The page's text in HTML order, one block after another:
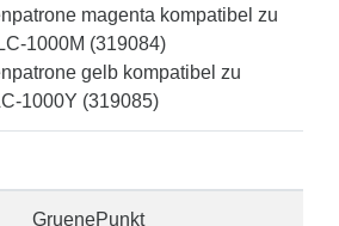
magenta kompatibel zu
1000M (319084)
gelb kompatibel zu
1000Y (319085)
GruenePunkt